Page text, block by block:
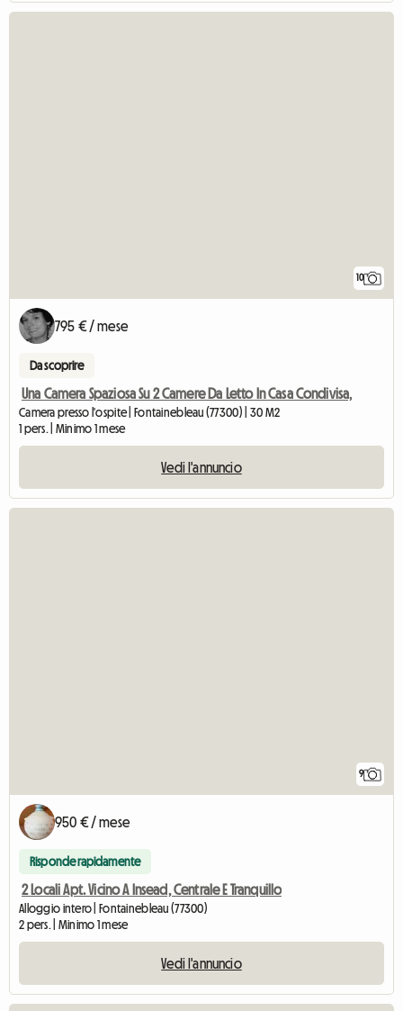
10
795 € / mese
Da scoprire
Una Camera Spaziosa Su 2 Camere Da Letto In Casa Condivisa,
Camera presso l'ospite | Fontainebleau (77300) | 30 M2
1 pers. | Minimo 1 mese
Vedi l'annuncio
9
950 € / mese
Risponde rapidamente
2 Locali Apt. Vicino A Insead, Centrale E Tranquillo
Alloggio intero | Fontainebleau (77300)
2 pers. | Minimo 1 mese
Vedi l'annuncio